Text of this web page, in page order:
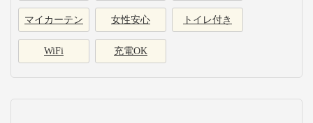
マイカーテン 女性安心 トイレ付き
WiFi 充電OK